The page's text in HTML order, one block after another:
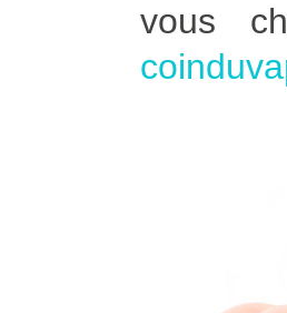
vous